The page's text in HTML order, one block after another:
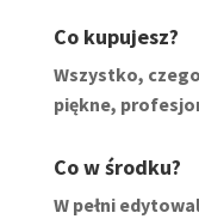
Co kupujesz?
Wszystko,
piękne,
Co w środku?
W pełni